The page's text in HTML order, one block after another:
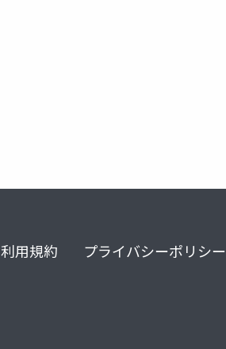
利用規約 プライバシーポリシー